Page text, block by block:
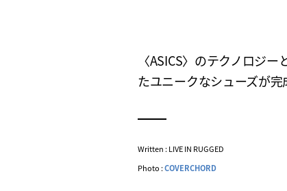
〈ASICS〉のテクノロジ
たユニークなシューズが完
Written : LIVE IN RUGGED
Photo :COVERCHORD